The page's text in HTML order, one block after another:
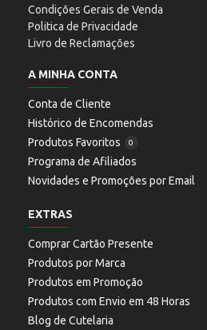
Condições Gerais de Venda
Politica de Privacidade
Livro de Reclamações
A MINHA CONTA
Conta de Cliente
Histórico de Encomendas
Produtos Favoritos
0
Programa de Afiliados
Novidades e Promoções por Email
EXTRAS
Comprar Cartão Presente
Produtos por Marca
Produtos em Promoção
Produtos com Envio em 48 Horas
Blog de Cutelaria